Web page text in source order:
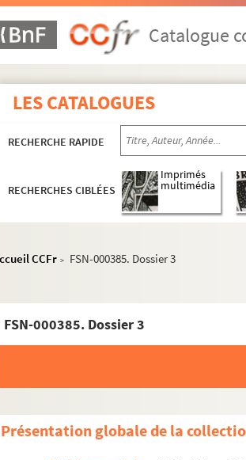
Catalogue
LES CATALOGUES
RECHERCHE RAPIDE
RECHERCHES CIBLÉES
Imprimés
multimédia
CCFr > FSN-000385. Dossier 3
FSN-000385. Dossier 3
Présentation globale de la
De Seynes
Desplanches, Josiane
Desselles, Lucienne
Desvaux, Marcel
Didier, Carine
Dingreville, Arnaud
Dokan, Michèle
Domain, Valérie
Doré, Jacqueline
Drecq, Pierre
Duault, Nicole